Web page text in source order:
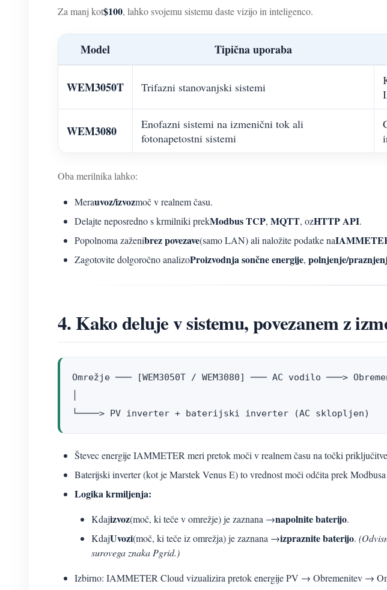
Za manj kot$100, lahko svojemu sistemu daste vizijo in inteligenco.
Model Tipična uporaba
WEM3050T Trifazni stanovanjski sistemi
WEM3080
Enofazni sistemi na izmenični tok ali
fotonapetostni sistemi
Oba merilnika lahko:
Merauvoz/izvozmoč v realnem času.
Delajte neposredno s krmilniki prekModbus TCP, MQTT, ozHTTP API.
Popolnoma zaženibrez povezave(samo LAN) ali naložite podatke na
Zagotovite dolgoročno analizoProizvodnja sončne energije, polnjenje/
4. Kako deluje v sistemu, povezanem z
Omrežje ─── [WEM3050T / WEM3080] ─── AC vodilo ───>
└────> PV inverter + baterijski inverter (AC sklopljen)
Števec energije IAMMETER meri pretok moči v realnem času na točki
Baterijski inverter (kot je Marstek Venus E) to vrednost moči odčita prek
Logika krmiljenja:
Kdajizvoz(moč, ki teče v omrežje) je zaznana →napolnite baterijo.
KdajUvozi(moč, ki teče iz omrežja) je zaznana →izpraznite baterijo.
surovega znaka Pgrid.)
Izbirno: IAMMETER Cloud vizualizira pretok energije PV → Obremenitev →